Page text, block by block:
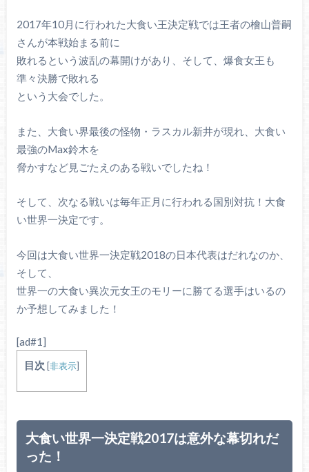
2017年10月に行われた大食い王決定戦では王者の檜山普嗣
さんが本戦始まる前に
敗れるという波乱の幕開けがあり、そして、爆食女王も
準々決勝で敗れる
という大会でした。
また、大食い界最後の怪物・ラスカル新井が現れ、大食い
最強のMax鈴木を
脅かすなど見ごたえのある戦いでしたね！
そして、次なる戦いは毎年正月に行われる国別対抗！大食
い世界一決定です。
今回は大食い世界一決定戦2018の日本代表はだれなのか、
そして、
世界一の大食い異次元女王のモリーに勝てる選手はいるの
か予想してみました！
[ad#1]
目次 [非表示]
大食い世界一決定戦2017は意外な幕切れだ
った！